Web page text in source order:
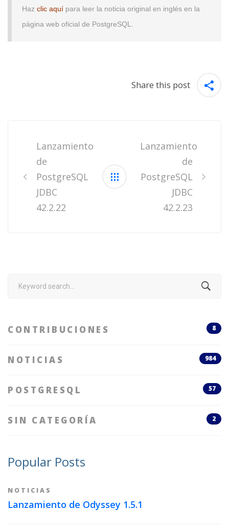
Haz clic aquí para leer la noticia original en inglés en la
página web oficial de PostgreSQL.
Share this post
navigation
Lanzamiento
de
PostgreSQL
JDBC
42.2.22
Lanzamiento
de
PostgreSQL
JDBC
42.2.23
Search
CONTRIBUCIONES 8
NOTICIAS 984
POSTGRESQL 57
SIN CATEGORÍA 2
Popular Posts
NOTICIAS
Lanzamiento de Odyssey 1.5.1